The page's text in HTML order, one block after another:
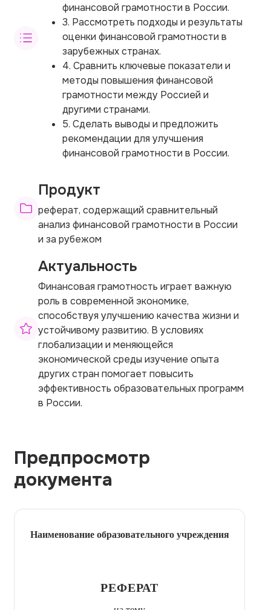
финансовой грамотности в России.
3. Рассмотреть подходы и результаты
оценки финансовой грамотности в
зарубежных странах.
4. Сравнить ключевые показатели и
методы повышения финансовой
грамотности между Россией и
другими странами.
5. Сделать выводы и предложить
рекомендации для улучшения
финансовой грамотности в России.
Продукт
реферат, содержащий сравнительный
анализ финансовой грамотности в России
и за рубежом
Актуальность
Финансовая грамотность играет важную
роль в современной экономике,
способствуя улучшению качества жизни и
устойчивому развитию. В условиях
глобализации и меняющейся
экономической среды изучение опыта
других стран помогает повысить
эффективность образовательных программ
в России.
Предпросмотр
документа
Наименование образовательного учреждения
РЕФЕРАТ